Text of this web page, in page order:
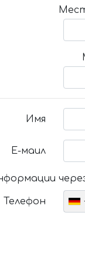
Имя
Е-маил
Телефон